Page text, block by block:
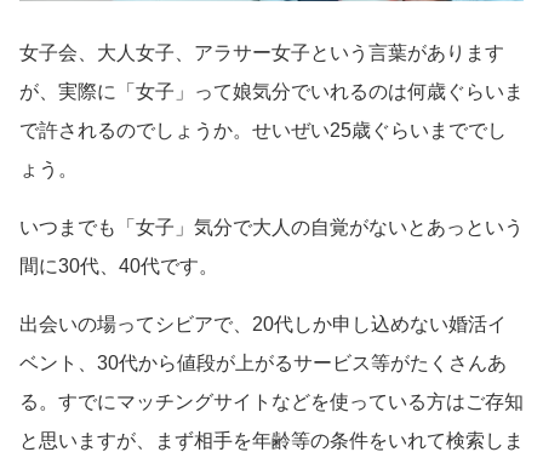
女子会、大人女子、アラサー女子という言葉があります
が、実際に「女子」って娘気分でいれるのは何歳ぐらいま
で許されるのでしょうか。せいぜい25歳ぐらいまででし
ょう。
いつまでも「女子」気分で大人の自覚がないとあっという
間に30代、40代です。
出会いの場ってシビアで、20代しか申し込めない婚活イ
ベント、30代から値段が上がるサービス等がたくさんあ
る。すでにマッチングサイトなどを使っている方はご存知
と思いますが、まず相手を年齢等の条件をいれて検索しま